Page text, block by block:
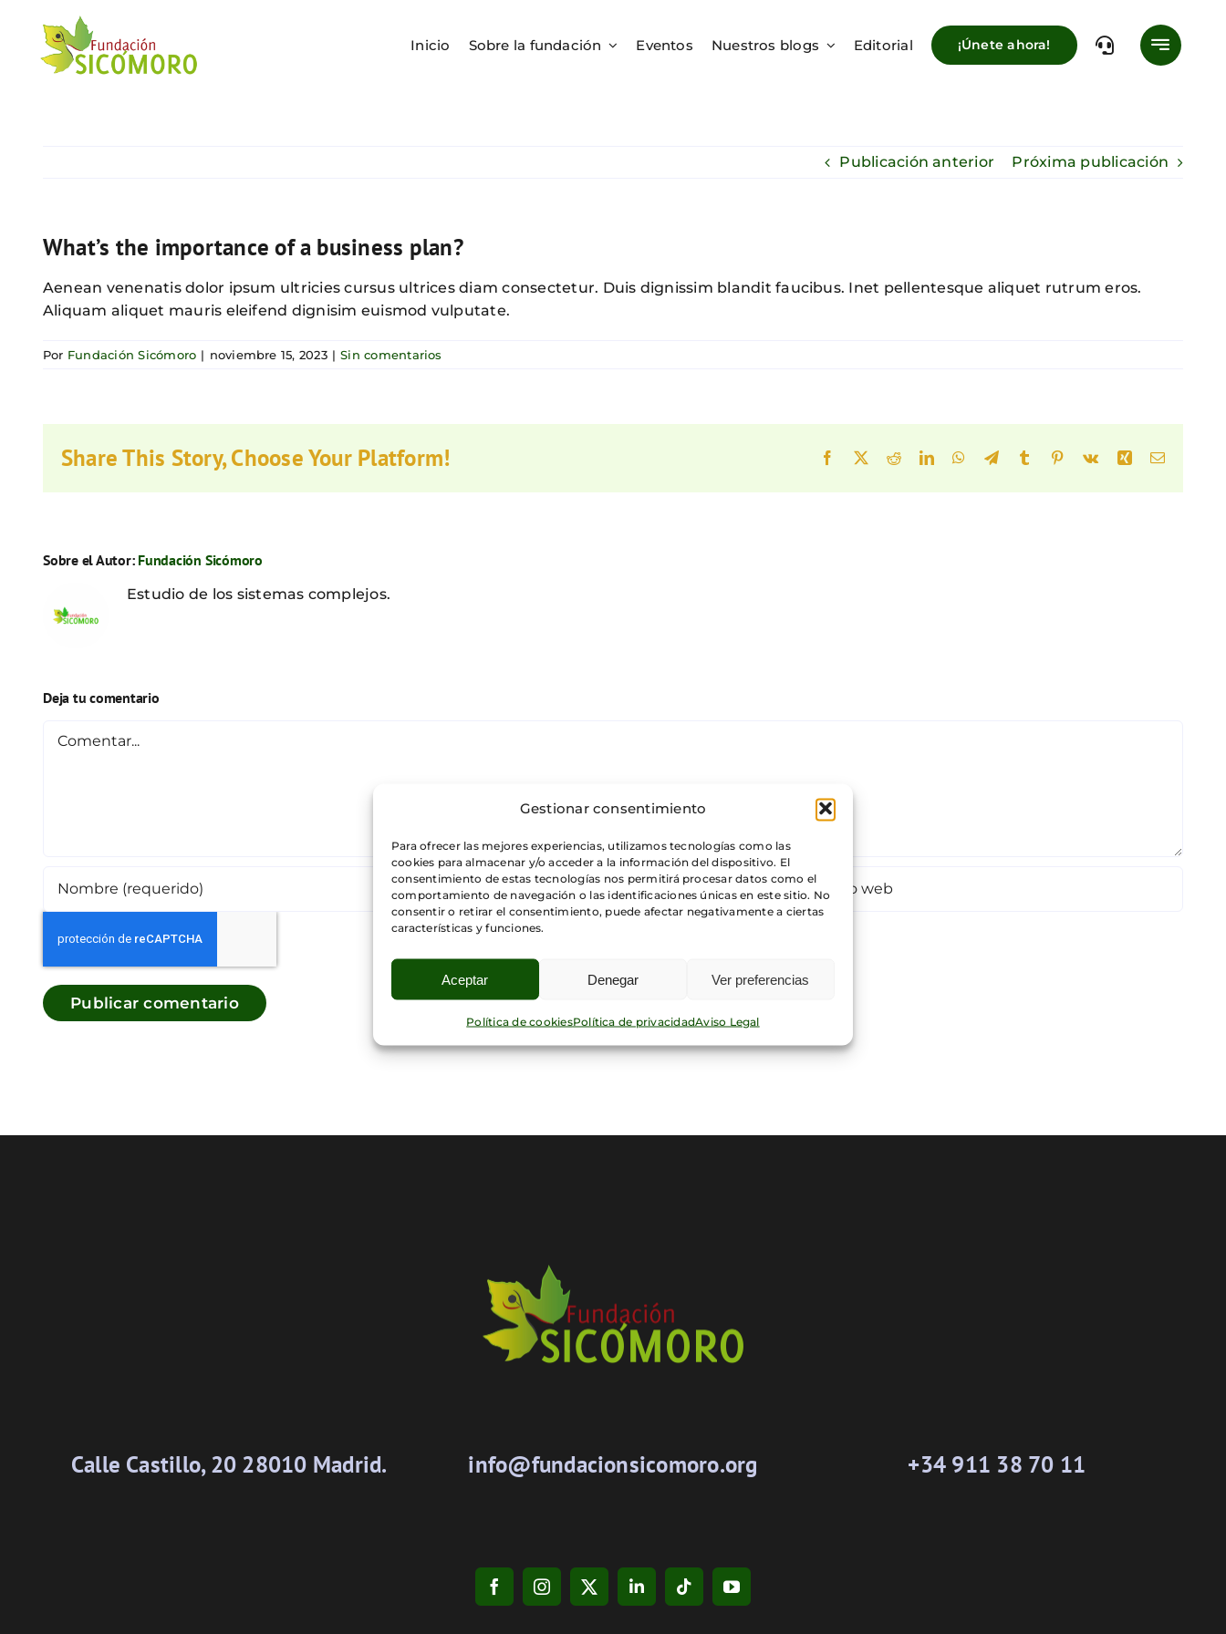
Gestionar consentimiento
Para ofrecer las mejores experiencias, utilizamos tecnologías como las
cookies para almacenar y/o acceder a la información del dispositivo. El
consentimiento de estas tecnologías nos permitirá procesar datos como el
comportamiento de navegación o las identificaciones únicas en este sitio. No
consentir o retirar el consentimiento, puede afectar negativamente a ciertas
características y funciones.
Aceptar Denegar Ver preferencias
Política de cookiesPolítica de privacidadAviso Legal
contenido
Inicio Sobre la fundación Eventos Nuestros blogs Editorial ¡Únete ahora!
Publicación anterior Próxima publicación
What’s the importance of a business plan?
Aenean venenatis dolor ipsum ultricies cursus ultrices diam consectetur. Duis dignissim blandit faucibus. Inet pellentesque aliquet rutrum eros.
Aliquam aliquet mauris eleifend dignisim euismod vulputate.
Por Fundación Sicómoro | noviembre 15, 2023 | Sin comentarios
Share This Story, Choose Your Platform! Facebook
X RedditLinkedInWhatsApp
TelegramTumblr Pinterest
Vk Xing Correo
Sobre el Autor: Fundación Sicómoro
Estudio de los sistemas complejos.
Deja tu comentario
Calle Castillo, 20 28010 Madrid. info@fundacionsicomoro.org +34 911 38 70 11